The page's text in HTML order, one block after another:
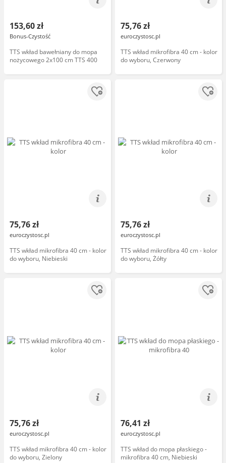
153,60 zł
Bonus-Czystość
TTS wkład bawełniany do mopa
nożycowego 2x100 cm TTS 400
75,76 zł
euroczystosc.pl
TTS wkład mikrofibra 40 cm - kolor
do wyboru, Czerwony
75,76 zł
euroczystosc.pl
TTS wkład mikrofibra 40 cm - kolor
do wyboru, Niebieski
75,76 zł
euroczystosc.pl
TTS wkład mikrofibra 40 cm - kolor
do wyboru, Żółty
75,76 zł
euroczystosc.pl
TTS wkład mikrofibra 40 cm - kolor
do wyboru, Zielony
76,41 zł
euroczystosc.pl
TTS wkład do mopa płaskiego -
mikrofibra 40 cm, Niebieski